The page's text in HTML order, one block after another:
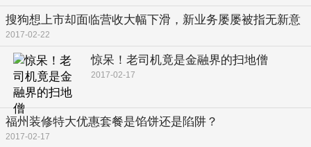
搜狗想上市却面临营收大幅下滑，新业务屡屡被指无新意
2017-02-22
惊呆！老司机竟是金融界的扫地僧
2017-02-17
福州装修特大优惠套餐是馅饼还是陷阱？
2017-02-17